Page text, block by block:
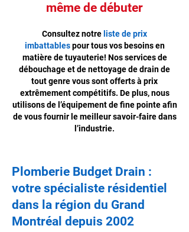
même de débuter
Consultez notre liste de prix
imbattables pour tous vos besoins en
matière de tuyauterie! Nos services de
débouchage et de nettoyage de drain de
tout genre vous sont offerts à prix
extrêmement compétitifs. De plus, nous
utilisons de l’équipement de fine pointe afin
de vous fournir le meilleur savoir-faire dans
l’industrie.
Plomberie Budget Drain :
votre spécialiste résidentiel
dans la région du Grand
Montréal depuis 2002